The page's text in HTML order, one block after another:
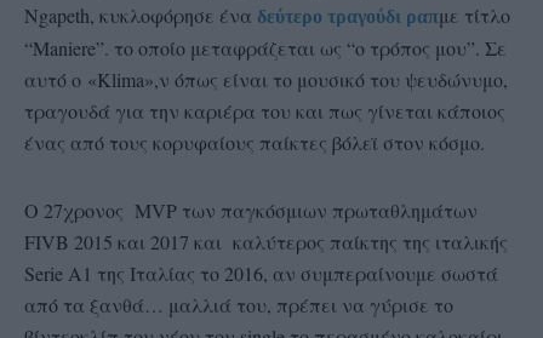
Ngapeth, κυκλοφόρησε ένα δεύτερο τραγούδι ραπμε τίτλο
“Maniere”. το οποίο μεταφράζεται ως “ο τρόπος μου”. Σε
αυτό ο «Klima»,ν όπως είναι το μουσικό του ψευδώνυμο,
τραγουδά για την καριέρα του και πως γίνεται κάποιος
ένας από τους κορυφαίους παίκτες βόλεϊ στον κόσμο.
Ο 27χρονος MVP των παγκόσμιων πρωταθλημάτων
FIVB 2015 και 2017 και καλύτερος παίκτης της ιταλικής
Serie A1 της Ιταλίας το 2016, αν συμπεραίνουμε σωστά
από τα ξανθά… μαλλιά του, πρέπει να γύρισε το